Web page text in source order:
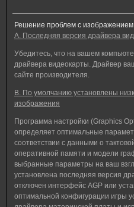
Решение проблем с изображением
A. Последняя версия драйвера
Убедитесь, что на вашем
драйвера видеокарты. Драйвер
сайте производителя.
B. По умолчанию установлены
изображения
Программа настройки (Graphics
определяет оптимальные
соответствии с данными о
оперативной памяти и модели
выбранные параметры на ваш
установлена последняя версия
отключен интерфейс AGP или
оптимальной конфигурации игры